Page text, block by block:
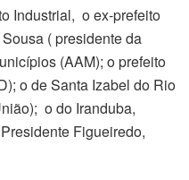
Industrial, o ex-prefeito
( presidente da
(AAM); o prefeito
o de Santa Izabel do Rio
o do Iranduba,
Figueiredo,